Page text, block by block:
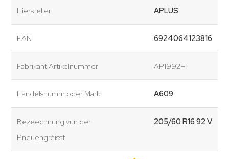
Hiersteller APLUS
EAN 6924064123816
Fabrikant Artikelnummer AP1992H1
Handelsnumm oder Mark A609
Bezeechnung vun der
Pneuengréisst
205/60 R16 92 V